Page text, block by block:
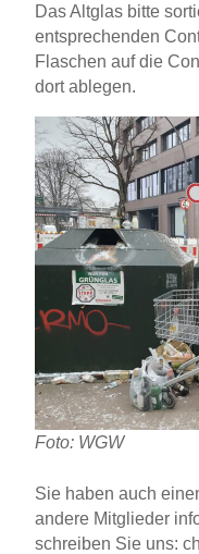
Das Altglas bitte
entsprechenden
Flaschen auf die
dort ablegen.
Foto: WGW
Sie haben auch
andere Mitglieder
schreiben Sie uns: